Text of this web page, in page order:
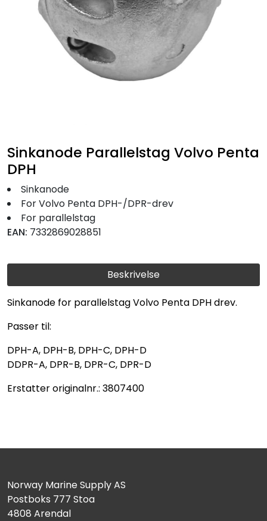
Beskrivelse
Sinkanode for parallelstag Volvo Penta DPH drev.
Passer til:
DPH-A, DPH-B, DPH-C, DPH-D
DDPR-A, DPR-B, DPR-C, DPR-D
Erstatter originalnr.: 3807400
Sinkanode Parallelstag Volvo Penta
DPH
Sinkanode
For Volvo Penta DPH-/DPR-drev
For parallelstag
EAN: 7332869028851
Norway Marine Supply AS
Postboks 777 Stoa
4808 Arendal
Fritid/Sikkerhet
Båtpleie/Opplag
Nyheter